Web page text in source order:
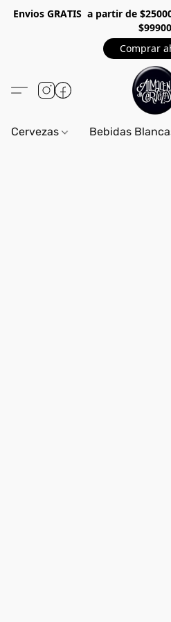
Envios GRATIS a partir de
$99900
Comprar
Cervezas Bebidas